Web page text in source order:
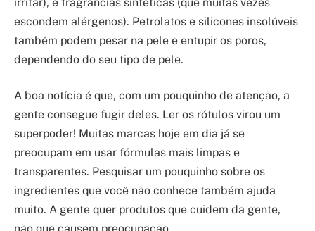
escondem alérgenos). Petrolatos e silicones insolúveis
também podem pesar na pele e entupir os poros,
dependendo do seu tipo de pele.
A boa notícia é que, com um pouquinho de atenção, a
gente consegue fugir deles. Ler os rótulos virou um
superpoder! Muitas marcas hoje em dia já se
preocupam em usar fórmulas mais limpas e
transparentes. Pesquisar um pouquinho sobre os
ingredientes que você não conhece também ajuda
muito. A gente quer produtos que cuidem da gente,